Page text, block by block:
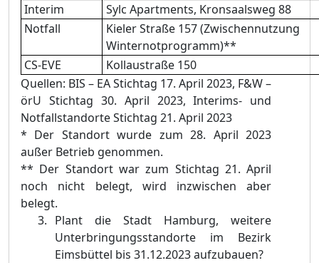
Interim
Sylc Apartments, Kronsaalsweg 88
Notfall
Kieler Straße 157 (Zwischennutzung
Winternotprogramm)**
CS-EVE
Kollaustraße 150
Quellen: BIS – EA Stichtag 17. April 2023, F&W –
örU Stichtag 30. April 2023, Interims- und
Notfallstandorte Stichtag 21. April 2023
* Der Standort wurde zum 28. April 2023
außer Betrieb genommen.
** Der Standort war zum Stichtag 21. April
noch nicht belegt, wird inzwischen aber
belegt.
Plant die Stadt Hamburg, weitere
Unterbringungsstandorte im Bezirk
Eimsbüttel bis 31.12.2023 aufzubauen?